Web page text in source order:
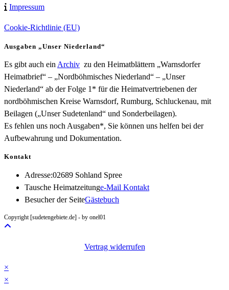
Impressum
Cookie-Richtlinie (EU)
Ausgaben „Unser Niederland“
Es gibt auch ein Archiv zu den Heimatblättern „Warnsdorfer
Heimatbrief“ – „Nordböhmisches Niederland“ – „Unser
Niederland“ ab der Folge 1* für die Heimatvertriebenen der
nordböhmischen Kreise Warnsdorf, Rumburg, Schluckenau, mit
Beilagen („Unser Sudetenland“ und Sonderbeilagen).
Es fehlen uns noch Ausgaben*, Sie können uns helfen bei der
Aufbewahrung und Dokumentation.
Kontakt
Adresse:02689 Sohland Spree
Tausche Heimatzeitunge-Mail KontaktOpens
Besucher der SeiteGästebuch
Copyright [sudetengebiete.de] - by onel01
Vertrag widerrufen
×
×